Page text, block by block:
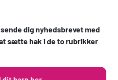
dig nyhedsbrevet med
sætte hak i de to rubrikker